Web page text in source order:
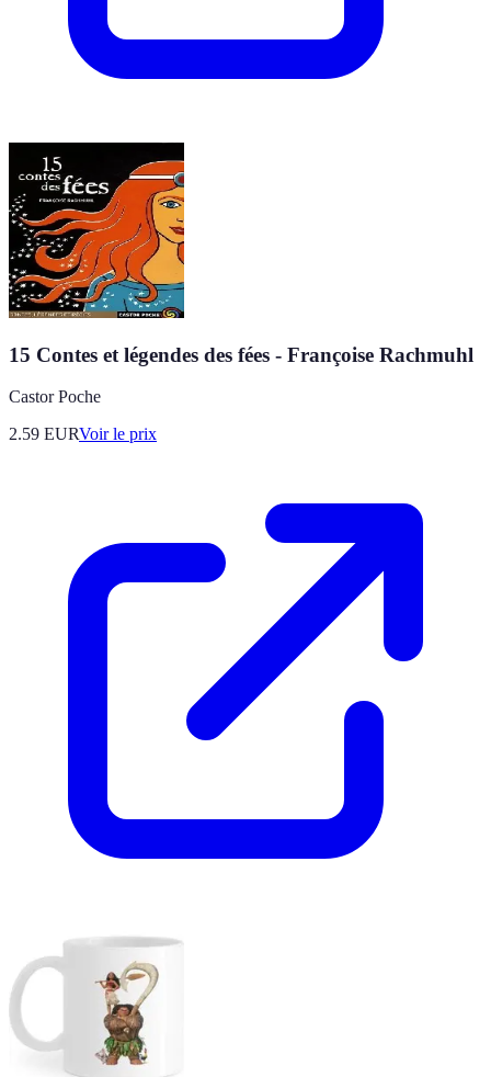
15 Contes et légendes des fées - Françoise Rachmuhl
Castor Poche
2.59 EURVoir le prix